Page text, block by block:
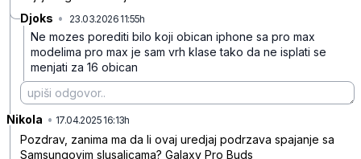
Djoks • 23.03.2026 11:55h
Ne mozes porediti bilo koji obican iphone sa pro max
modelima pro max je sam vrh klase tako da ne isplati se
menjati za 16 obican
Nikola • 17.04.2025 16:13h
Pozdrav, zanima ma da li ovaj uredjaj podrzava spajanje sa
Samsungovim slusalicama? Galaxy Pro Buds